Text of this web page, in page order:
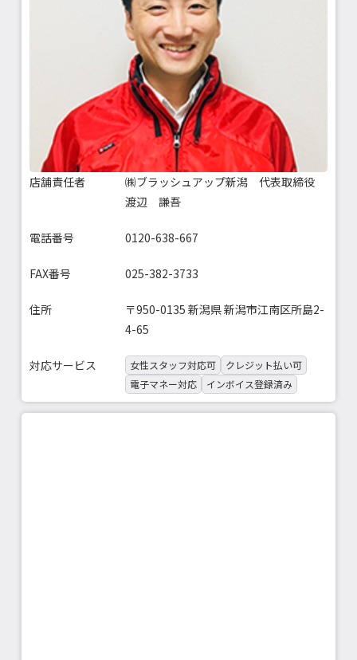
店舗責任者
㈱ブラッシュアップ新潟 代表取締役
渡辺 謙吾
電話番号 0120-638-667
FAX番号 025-382-3733
住所
〒950-0135 新潟県 新潟市江南区所島2-
4-65
対応サービス 女性スタッフ対応可
クレジット払い可
電子マネー対応
インボイス登録済み